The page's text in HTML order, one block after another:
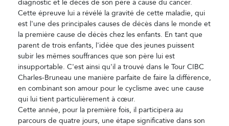
diagnostic et le décès de son père à cause du cancer.
Cette épreuve lui a révélé la gravité de cette maladie, qui
est l'une des principales causes de décès dans le monde et
la première cause de décès chez les enfants. En tant que
parent de trois enfants, l'idée que des jeunes puissent
subir les mêmes souffrances que son père lui est
insupportable. C'est ainsi qu'il a trouvé dans le Tour CIBC
Charles-Bruneau une manière parfaite de faire la différence,
en combinant son amour pour le cyclisme avec une cause
qui lui tient particulièrement à cœur.
Cette année, pour la première fois, il participera au
parcours de quatre jours, une étape significative dans son